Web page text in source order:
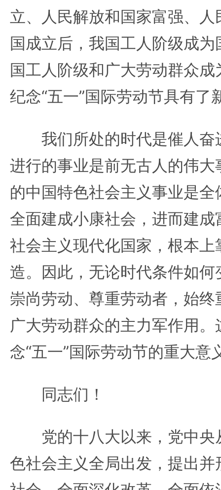
立、人民解放和国家富强、
国成立后，我国工人阶级成
国工人阶级和广大劳动群众
纪念“五一”国际劳动节具有了
我们所处的时代是催人奋
进行的事业是前无古人的伟
的中国特色社会主义事业是
全面建成小康社会，进而建
社会主义现代化国家，根本
造。因此，无论时代条件如
崇尚劳动、尊重劳动者，始
广大劳动群众的主力军作用
念“五一”国际劳动节的重大意
同志们！
党的十八大以来，党中央
色社会主义全局出发，提出